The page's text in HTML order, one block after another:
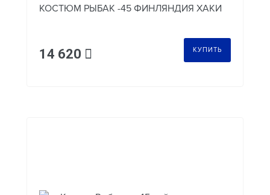
КОСТЮМ РЫБАК -45 ФИНЛЯНДИЯ ХАКИ
14 620 КУПИТЬ